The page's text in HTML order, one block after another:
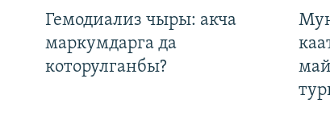
Гемодиализ чыры: акча
маркумдарга да
которулганбы?